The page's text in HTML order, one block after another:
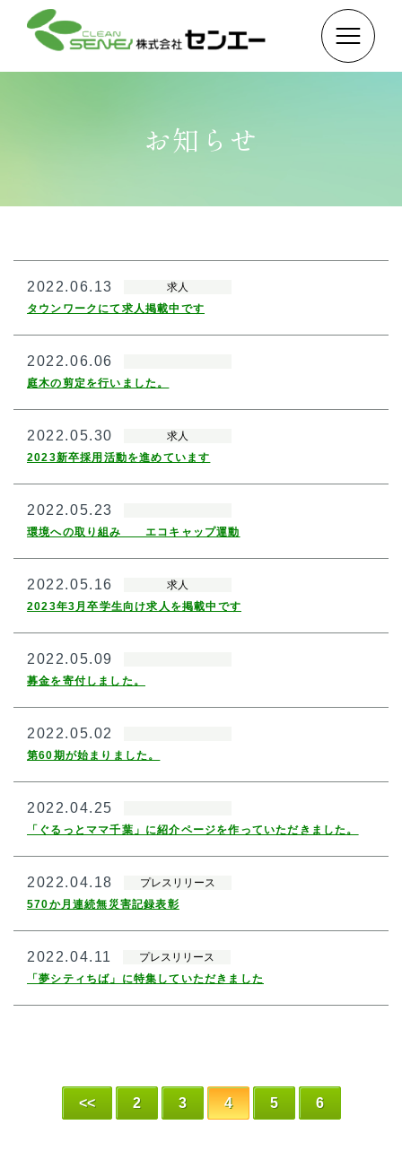
お知らせ
2022.06.13
求人
タウンワークにて求人掲載中です
2022.06.06
庭木の剪定を行いました。
2022.05.30
求人
2023新卒採用活動を進めています
2022.05.23
環境への取り組み エコキャップ運動
2022.05.16
求人
2023年3月卒学生向け求人を掲載中です
2022.05.09
募金を寄付しました。
2022.05.02
第60期が始まりました。
2022.04.25
「ぐるっとママ千葉」に紹介ページを作っていただきました。
2022.04.18
プレスリリース
570か月連続無災害記録表彰
2022.04.11
プレスリリース
「夢シティちば」に特集していただきました
<< 2 3 4 5 6